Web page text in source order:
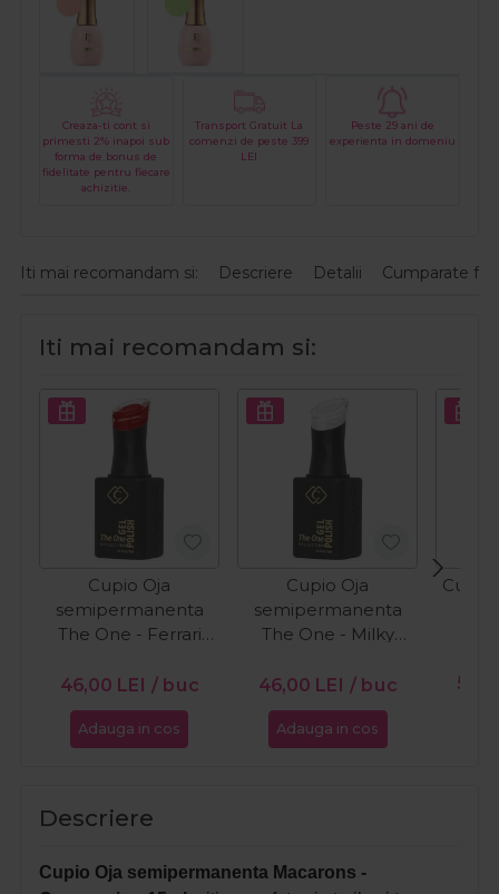
Creaza-ti cont si
primesti 2% inapoi sub
forma de bonus de
fidelitate pentru fiecare
achizitie.
Transport Gratuit La
comenzi de peste 399
LEI
Peste 29 ani de
experienta in domeniu
Iti mai recomandam si: Descriere Detalii Cumparate
Iti mai recomandam si:
Cupio Oja
semipermanenta
The One - Ferrari
46,00 LEI / buc
Adauga in cos
Cupio Oja
semipermanenta
The One - Milky
46,00 LEI / buc
Adauga in cos
Cupio
Descriere
Cupio Oja semipermanenta Macarons -